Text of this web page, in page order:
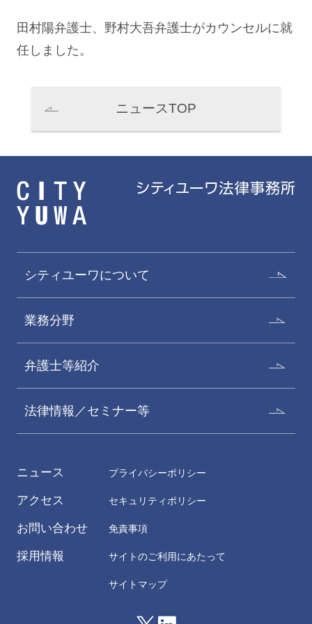
田村陽弁護士、 野村大吾弁護士がカウンセルに就
任しました。
ニュースTOP
シティユーワについて
業務分野
弁護士等紹介
法律情報／セミナー等
ニュース
アクセス
お問い合わせ
採用情報
プライバシーポリシー
セキュリティポリシー
免責事項
サイトのご利用にあたって
サイトマップ